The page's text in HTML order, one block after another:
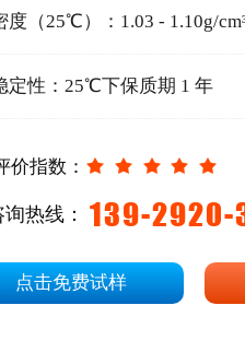
度（25℃）：1.03 - 1.10g/
定性：25℃下保质期 1 年
价指数：
热线： 139-2920-
点击免费试样